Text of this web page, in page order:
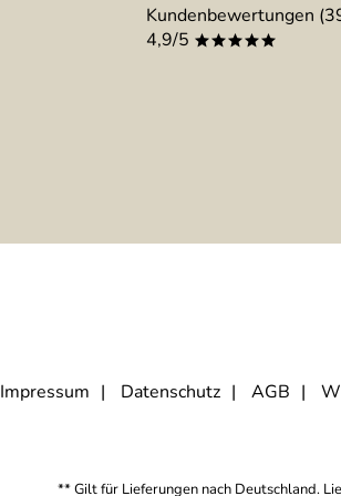
Kundenbewertungen
4,9/5 *****
Impressum Datenschutz AGB
** Gilt für Lieferungen nach Deutschland.